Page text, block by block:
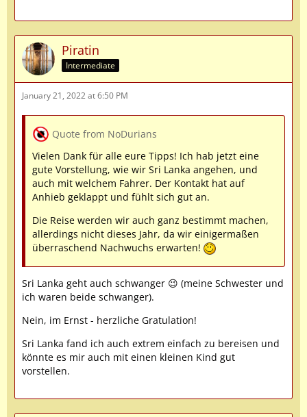
Piratin
Intermediate
January 21, 2022 at 6:50 PM
Quote from NoDurians
Vielen Dank für alle eure Tipps! Ich hab jetzt eine
gute Vorstellung, wie wir Sri Lanka angehen, und
auch mit welchem Fahrer. Der Kontakt hat auf
Anhieb geklappt und fühlt sich gut an.
Die Reise werden wir auch ganz bestimmt machen,
allerdings nicht dieses Jahr, da wir einigermaßen
überraschend Nachwuchs erwarten!
Sri Lanka geht auch schwanger 😉 (meine Schwester und
ich waren beide schwanger).
Nein, im Ernst - herzliche Gratulation!
Sri Lanka fand ich auch extrem einfach zu bereisen und
könnte es mir auch mit einen kleinen Kind gut
vorstellen.